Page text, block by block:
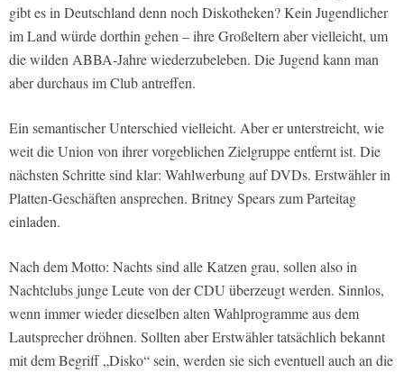
gibt es in Deutschland denn noch Diskotheken? Kein Jugendlicher
im Land würde dorthin gehen – ihre Großeltern aber vielleicht, um
die wilden ABBA-Jahre wiederzubeleben. Die Jugend kann man
aber durchaus im Club antreffen.
Ein semantischer Unterschied vielleicht. Aber er unterstreicht, wie
weit die Union von ihrer vorgeblichen Zielgruppe entfernt ist. Die
nächsten Schritte sind klar: Wahlwerbung auf DVDs. Erstwähler in
Platten-Geschäften ansprechen. Britney Spears zum Parteitag
einladen.
Nach dem Motto: Nachts sind alle Katzen grau, sollen also in
Nachtclubs junge Leute von der CDU überzeugt werden. Sinnlos,
wenn immer wieder dieselben alten Wahlprogramme aus dem
Lautsprecher dröhnen. Sollten aber Erstwähler tatsächlich bekannt
mit dem Begriff „Disko“ sein, werden sie sich eventuell auch an die